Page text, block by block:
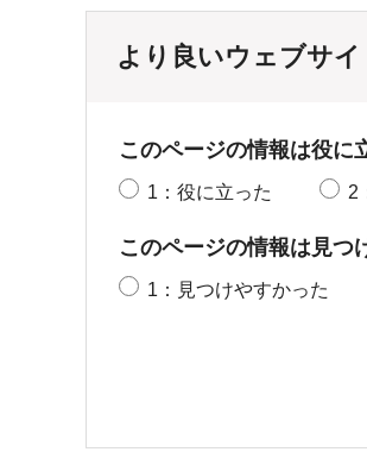
より良いウェブサ
このページの情報は役に
1：役に立った 2
このページの情報は見つ
1：見つけやすかった